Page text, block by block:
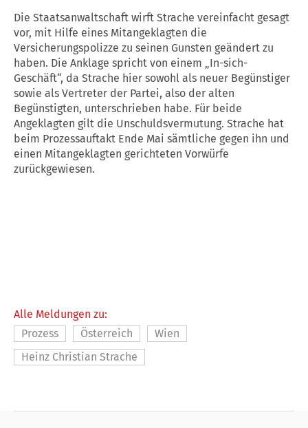
Die Staatsanwaltschaft wirft Strache vereinfacht gesagt
vor, mit Hilfe eines Mitangeklagten die
Versicherungspolizze zu seinen Gunsten geändert zu
haben. Die Anklage spricht von einem „In-sich-
Geschäft“, da Strache hier sowohl als neuer Begünstiger
sowie als Vertreter der Partei, also der alten
Begünstigten, unterschrieben habe. Für beide
Angeklagten gilt die Unschuldsvermutung. Strache hat
beim Prozessauftakt Ende Mai sämtliche gegen ihn und
einen Mitangeklagten gerichteten Vorwürfe
zurückgewiesen.
Alle Meldungen zu:
Prozess
Österreich
Wien
Heinz Christian Strache